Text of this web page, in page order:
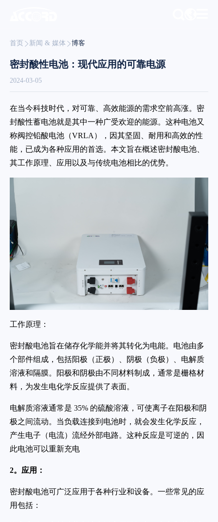
首页 新闻 & 媒体 博客
密封酸性电池：现代应用的可靠电源
2024-03-05
在当今科技时代，对可靠、高效能源的需求空前高涨。密
封酸性蓄电池就是其中一种广受欢迎的能源。这种电池又
称阀控铅酸电池（VRLA），因其坚固、耐用和高效的性
能，已成为各种应用的首选。本文旨在概述密封酸电池、
其工作原理、应用以及与传统电池相比的优势。
工作原理：
密封酸电池旨在储存化学能并将其转化为电能。电池由多
个部件组成，包括阳极（正极）、阴极（负极）、电解质
溶液和隔膜。阳极和阴极由不同材料制成，通常是栅格材
料，为发生电化学反应提供了表面。
电解质溶液通常是 35% 的硫酸溶液，可使离子在阳极和阴
极之间流动。当负载连接到电池时，就会发生化学反应，
产生电子（电流）流经外部电路。这种反应是可逆的，因
此电池可以重新充电
2。应用：
密封酸电池可广泛应用于各种行业和设备。一些常见的应
用包括：